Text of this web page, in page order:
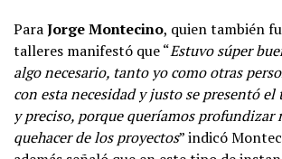
ParaJorge Montecino, quien también
talleres manifestó que “Estuvo súper
algo necesario, tanto yo como otras
con esta necesidad y justo se presentó
y preciso, porque queríamos profundizar
quehacer de los proyectos” indicó